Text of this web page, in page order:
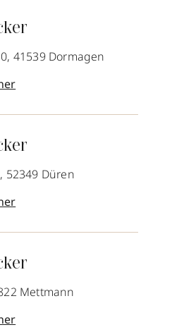
41539 Dormagen
52349 Düren
Mettmann